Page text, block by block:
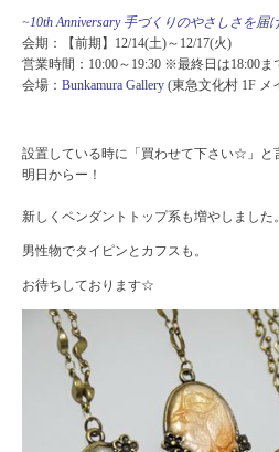
~10th Anniversary 手づくりのやさしさを届
会期：【前期】12/14(土)～12/17(火)
営業時間：10:00～19:30 ※最終日は18:00ま
会場： Bunkamura Gallery (東急文化村 1F メ
設置している時に「買わせて下さい☆」と
明日からー！
新しくペンダントトップ系も増やしました。
男性物でタイピンとカフスも。
お待ちしております☆